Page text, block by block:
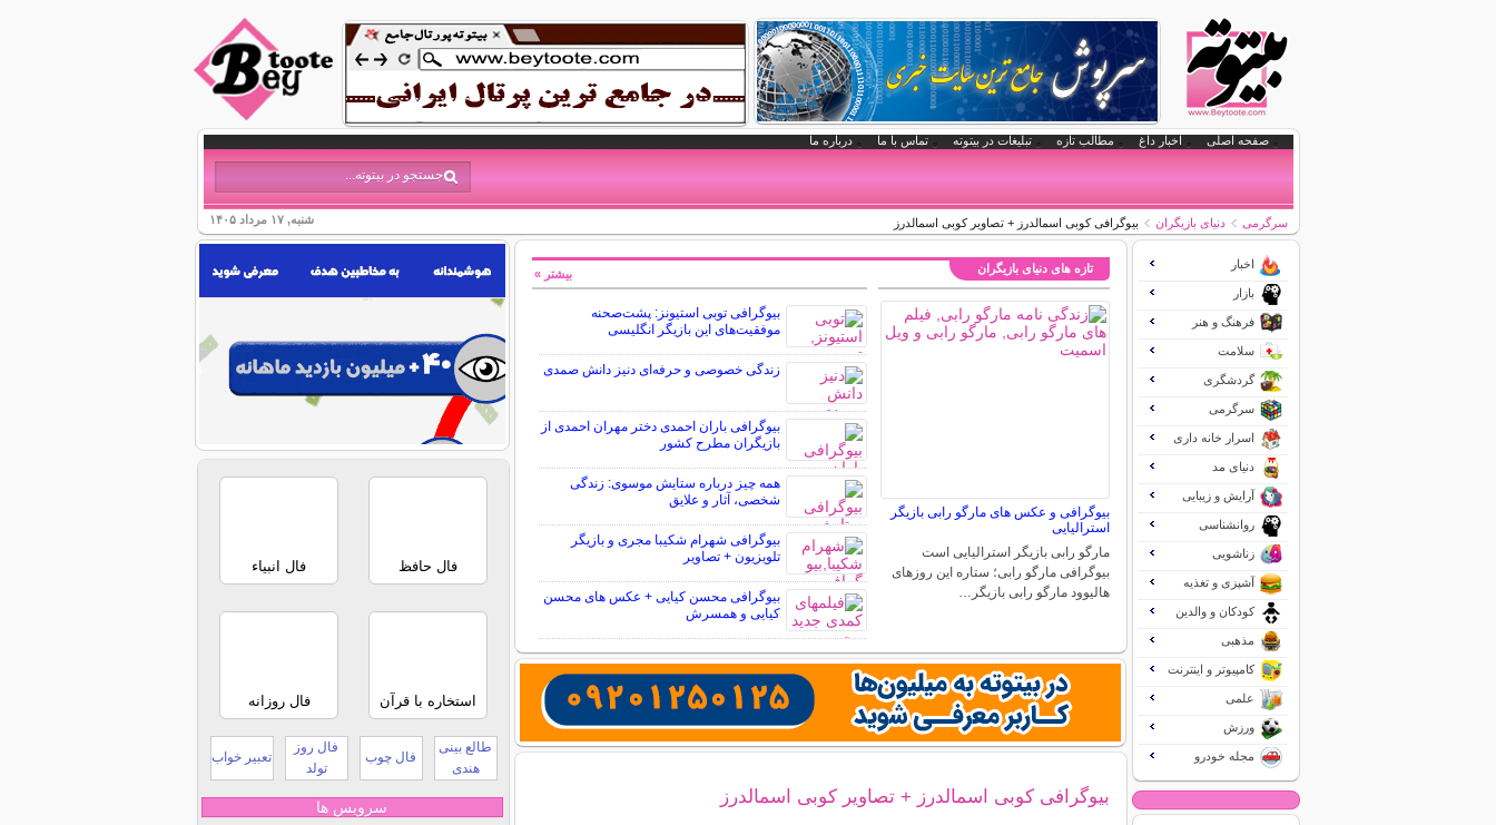
صفحه اصلی اخبار داغ مطالب تازه تبلیغات در بیتوته تماس با ما درباره ما
شنبه, ۱۷ مرداد ۱۴۰۵ سرگرمی دنیای بازیگران بیوگرافی کوبی اسمالدرز + تصاویر کوبی اسمالدرز
تازه های دنیای بازیگران
بیوگرافی و عکس های مارگو رابی بازیگر
استرالیایی
مارگو رابی بازیگر استرالیایی است
بیوگرافی مارگو رابی؛ ستاره این روزهای
هالیوود مارگو رابی بازیگر…
بیوگرافی توبی استیونز: پشت‌صحنه
موفقیت‌های این بازیگر انگلیسی
زندگی خصوصی و حرفه‌ای دنیز دانش صمدی
بیوگرافی باران احمدی دختر مهران احمدی از
بازیگران مطرح کشور
همه چیز درباره ستایش موسوی: زندگی
شخصی، آثار و علایق
بیوگرافی شهرام شکیبا مجری و بازیگر
تلویزیون + تصاویر
بیوگرافی محسن کیایی + عکس های محسن
کیایی و همسرش
بیشتر »
بیوگرافی کوبی اسمالدرز + تصاویر کوبی اسمالدرز
اخبار
بازار
فرهنگ و هنر
سلامت
گردشگری
سرگرمی
اسرار خانه داری
دنیای مد
آرایش و زیبایی
روانشناسی
زناشویی
آشپزی و تغذیه
کودکان و والدین
مذهبی
کامپیوتر و اینترنت
علمی
ورزش
مجله خودرو
فال حافظ فال انبیاء
استخاره با قرآن فال روزانه
طالع بینی
هندی
فال چوب
فال روز
تولد
تعبیر خواب
سرویس ها